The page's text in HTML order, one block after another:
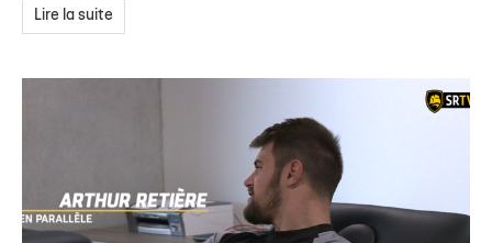
Lire la suite